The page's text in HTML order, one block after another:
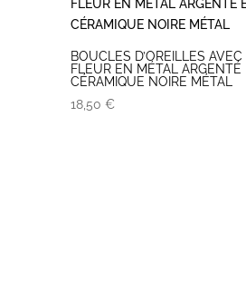
BOUCLES D’OREILLES AVEC
FLEUR EN MÉTAL ARGENTÉ
CÉRAMIQUE NOIRE MÉTAL
18,50 €